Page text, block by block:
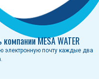
MESA WATER
электронную почту каждые два